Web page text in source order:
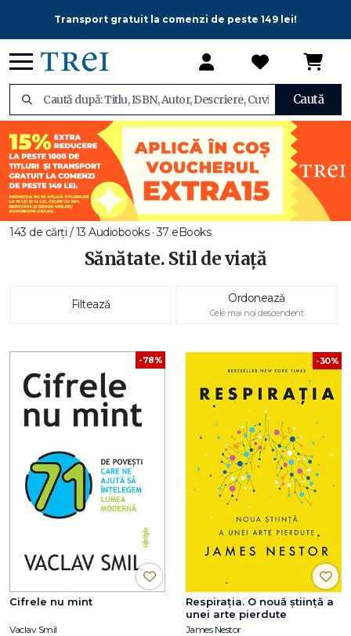
Transport gratuit la comenzi de peste 149 lei!
Caută
143 de cărți / 13 Audiobooks · 37 eBooks
Sănătate. Stil de viață
Filtează Ordonează
Cele mai noi descendent
-78%
Cifrele nu mint
Vaclav Smil
-30%
Respirația. O nouă știință a
unei arte pierdute
James Nestor